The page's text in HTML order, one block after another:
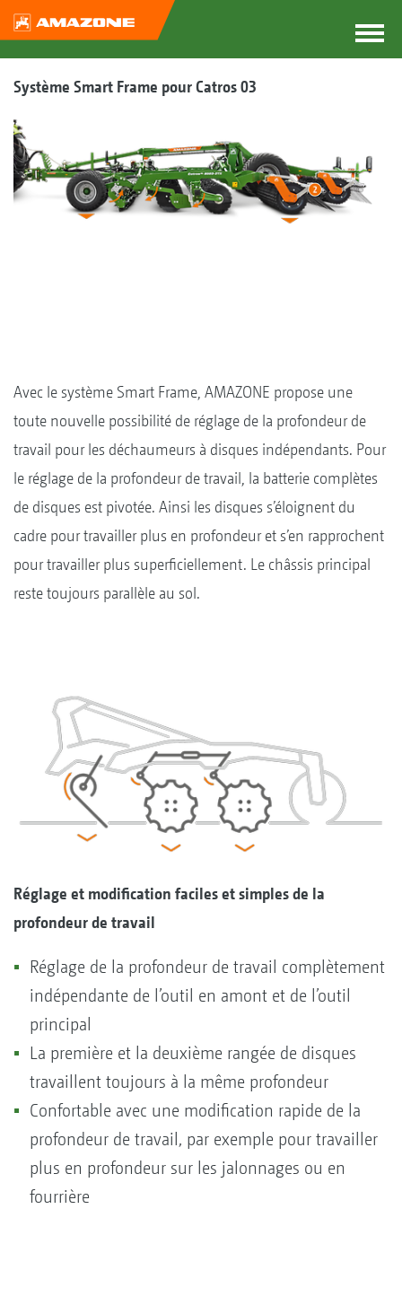
Système Smart Frame pour Catros 03
Avec le système Smart Frame, AMAZONE propose une
toute nouvelle possibilité de réglage de la profondeur de
travail pour les déchaumeurs à disques indépendants. Pour
le réglage de la profondeur de travail, la batterie complètes
de disques est pivotée. Ainsi les disques s’éloignent du
cadre pour travailler plus en profondeur et s’en rapprochent
pour travailler plus superficiellement. Le châssis principal
reste toujours parallèle au sol.
Réglage et modification faciles et simples de la
profondeur de travail
Réglage de la profondeur de travail complètement
indépendante de l’outil en amont et de l’outil
principal
La première et la deuxième rangée de disques
travaillent toujours à la même profondeur
Confortable avec une modification rapide de la
profondeur de travail, par exemple pour travailler
plus en profondeur sur les jalonnages ou en
fourrière